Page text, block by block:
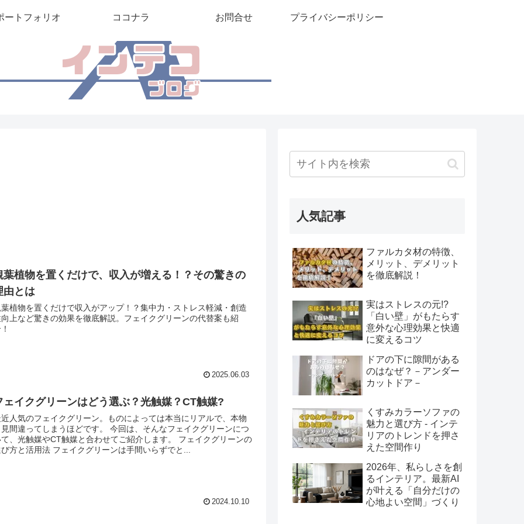
ートフォリオ ココナラ お問合せ プライバシーポリシー
葉植物を置くだけで、収入が増える！？その驚きの
由とは
植物を置くだけで収入がアップ！？集中力・ストレス軽減・創造
上など驚きの効果を徹底解説。フェイクグリーンの代替案も紹
2025.06.03
ェイクグリーンはどう選ぶ？光触媒？CT触媒?
人気のフェイクグリーン。ものによっては本当にリアルで、本物
間違ってしまうほどです。 今回は、そんなフェイクグリーンにつ
、光触媒やCT触媒と合わせてご紹介します。 フェイクグリーンの
方と活用法 フェイクグリーンは手間いらずでと...
2024.10.10
人気記事
ファルカタ材の特徴、
メリット、デメリット
を徹底解説！
実はストレスの元!?
「白い壁」がもたらす
意外な心理効果と快適
に変えるコツ
ドアの下に隙間がある
のはなぜ？－アンダー
カットドア－
くすみカラーソファの
魅力と選び方 - インテ
リアのトレンドを押さ
えた空間作り
2026年、私らしさを創
るインテリア。最新AI
が叶える「自分だけの
心地よい空間」づくり